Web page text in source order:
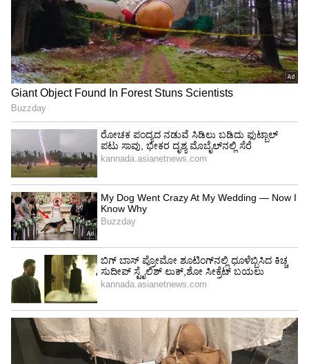
View post on Instagram